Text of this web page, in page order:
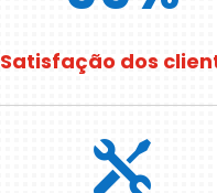
Satisfação dos
